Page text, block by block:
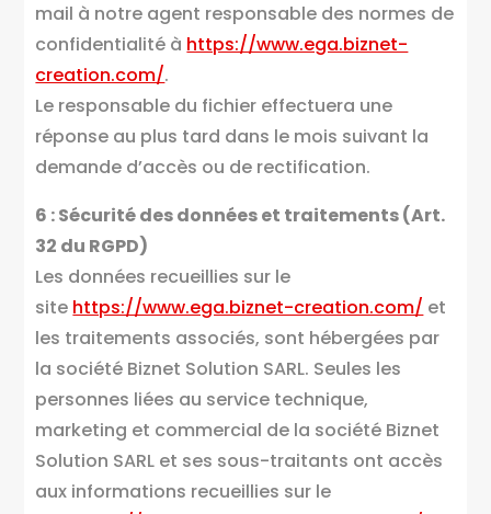
mail à notre agent responsable des normes de
confidentialité à https://www.ega.biznet-
creation.com/.
Le responsable du fichier effectuera une
réponse au plus tard dans le mois suivant la
demande d’accès ou de rectification.
6 : Sécurité des données et traitements (Art.
32 du RGPD)
Les données recueillies sur le
site https://www.ega.biznet-creation.com/ et
les traitements associés, sont hébergées par
la société Biznet Solution SARL. Seules les
personnes liées au service technique,
marketing et commercial de la société Biznet
Solution SARL et ses sous-traitants ont accès
aux informations recueillies sur le